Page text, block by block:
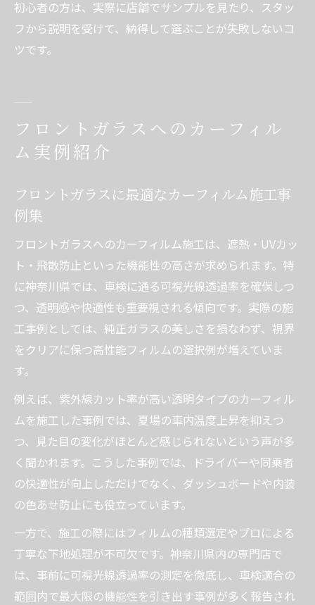
初心者の方は、実際に店舗でサンプルを見たり、スタッ
フから説明を受けて、納得して選ぶことが失敗しないコ
ツです。
フロントガラスへのカーフィル
ム実例紹介
フロントガラスに最適なカーフィルム施工事
例集
フロントガラスへのカーフィルム施工は、遮熱・UVカッ
ト・飛散防止といった機能性の高さが求められます。特
に神奈川県では、車検に通る可視光線透過率を確保しつ
つ、透明感や快適性も重要視される傾向です。実際の施
工事例としては、純正ガラスの美しさを損なわず、視界
をクリアに保つ高性能フィルムの選択例が増えていま
す。
例えば、紫外線カット率が高い透明タイプのカーフィル
ムを施工した事例では、夏場の車内温度上昇を抑えつ
つ、見た目の変化がほとんど感じられないという声が多
く聞かれます。こうした事例では、ドライバーや同乗者
の快適性が向上しただけでなく、ダッシュボードや内装
の色あせ防止にも役立っています。
一方で、施工の際にはフィルムの種類選定やプロによる
丁寧な下地処理が不可欠です。神奈川県内の専門店で
は、事前に可視光線透過率の測定を徹底し、車検適合の
範囲内で最大限の機能性を引き出す事例が多く報告され